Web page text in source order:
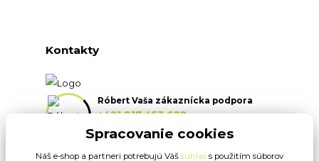
Kontakty
Róbert Vaša zákaznícka podpora
+421 917 453 622
(Po-Pia, 8:30-16:30 hod.)
Spracovanie cookies
Náš e-shop a partneri potrebujú Váš súhlas s použitím súborov